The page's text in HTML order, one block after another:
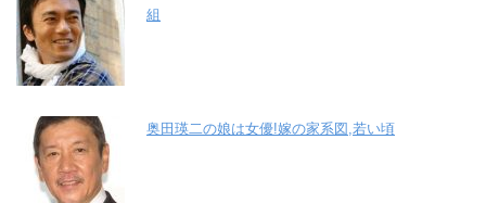
組
奥田瑛二の娘は女優!嫁の家系図,若い頃